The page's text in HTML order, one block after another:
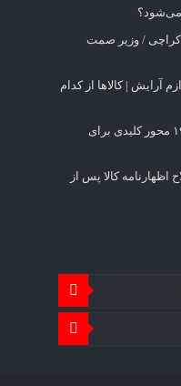
می‌شود؟
کراچی / وزیر صمت
آرایش | کالاها از کدام
وزیر صمت راهی پاکستان شد/ ۱۹ محور کلیدی برای
اظهارنامه کالا پس از